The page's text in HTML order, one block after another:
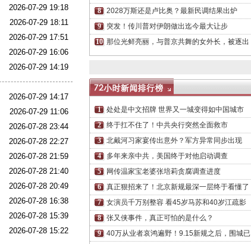
2026-07-29 19:18
2026-07-29 18:11
2026-07-29 17:51
2026-07-29 16:06
2026-07-29 14:19
2026-07-29 14:17
2026-07-29 11:06
2026-07-28 23:44
2026-07-28 22:27
2026-07-28 21:59
2026-07-28 21:40
2026-07-28 20:49
2026-07-28 16:38
2026-07-28 15:39
2026-07-28 15:22
2028万斯还是卢比奥？最新民调结果出炉
突发！传川普对伊朗做出迄今最大让步
那位光鲜亮丽，与普京共舞的女外长，被逐出
处处是中文招牌 世界又一城变得如中国城市
终于扛不住了！中共央行突然全面救市
北戴河习家宴传出意外？军方异常同步出现
多年来亲中共，美国终于对他启动调查
网传温家宝老婆张培莉贪腐调查进度
真正狠招来了！北京新规最深一层终于看懂了
女演员千万别整容 看45岁马苏和40岁江疏影
张又侠事件，真正可怕的是什么？
40万从业者哀鸿遍野！9.15新规之后，围城已